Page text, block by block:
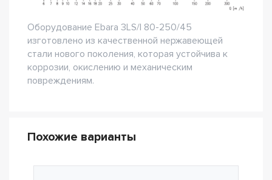
Оборудование Ebara 3LS/I 80-250/45
изготовлено из качественной нержавеющей
стали нового поколения, которая устойчива к
коррозии, окислению и механическим
повреждениям.
Похожие варианты